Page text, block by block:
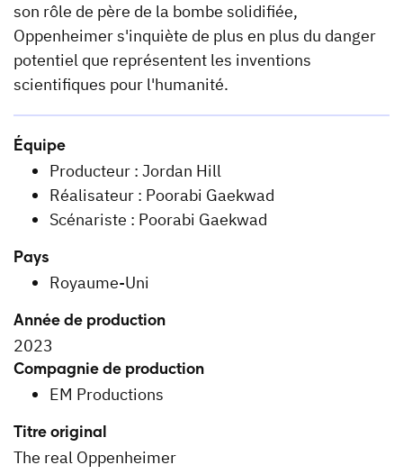
son rôle de père de la bombe solidifiée,
Oppenheimer s'inquiète de plus en plus du danger
potentiel que représentent les inventions
scientifiques pour l'humanité.
Équipe
Producteur : Jordan Hill
Réalisateur : Poorabi Gaekwad
Scénariste : Poorabi Gaekwad
Pays
Royaume-Uni
Année de production
2023
Compagnie de production
EM Productions
Titre original
The real Oppenheimer